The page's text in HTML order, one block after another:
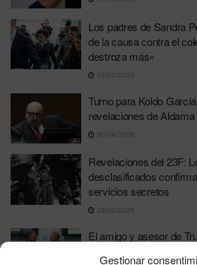
Gestionar
Los padres de Sandra
de la causa contra el
destroza más»
15/05/2026
Turno para Koldo
revelaciones de Aldama
30/04/2026
Revelaciones del 23F:
desclasificados
servicios secretos
26/02/2026
El amigo y asesor de